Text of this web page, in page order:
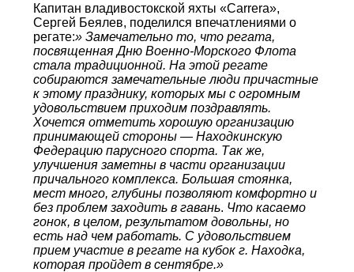
Капитан владивостокской яхты «Carrera»,
Сергей Беялев, поделился впечатлениями о
регате:» Замечательно то, что регата,
посвященная Дню Военно-Морского Флота
стала традиционной. На этой регате
собираются замечательные люди причастные
к этому празднику, которых мы с огромным
удовольствием приходим поздравлять.
Хочется отметить хорошую организацию
принимающей стороны — Находкинскую
Федерацию парусного спорта. Так же,
улучшения заметны в части организации
причального комплекса. Большая стоянка,
мест много, глубины позволяют комфортно и
без проблем заходить в гавань. Что касаемо
гонок, в целом, результатом довольны, но
есть над чем работать. С удовольствием
прием участие в регате на кубок г. Находка,
которая пройдет в сентябре.»